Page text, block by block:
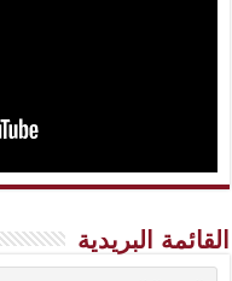
القائمة البريدية